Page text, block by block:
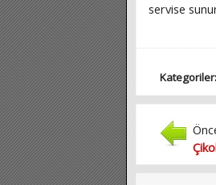
servise
Kategoriler: